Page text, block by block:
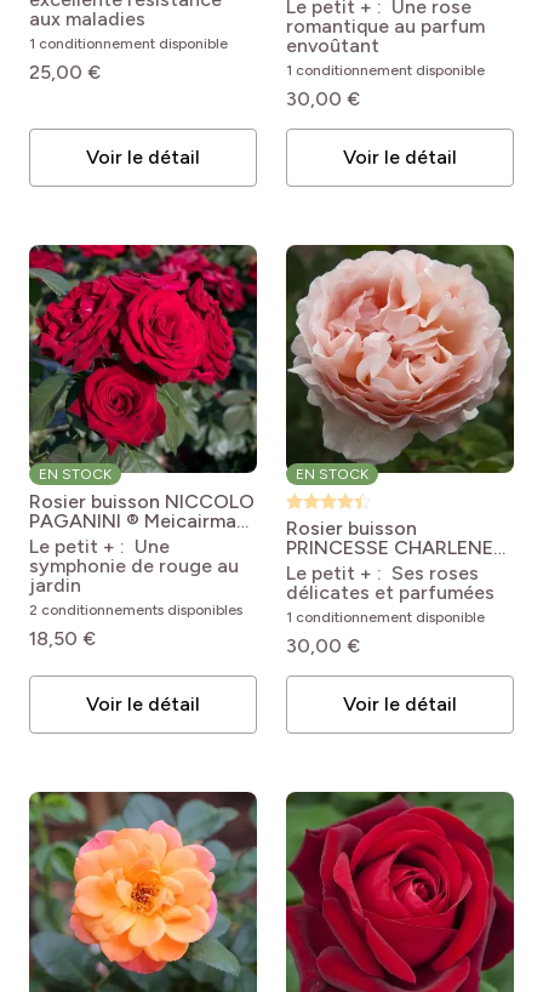
aux maladies
1 conditionnement disponible
25,00 €
Voir le détail
'Meinostair'
MADEMOISELLE
MEILLAND®
Le petit + : Une rose
romantique au parfum
envoûtant
1 conditionnement disponible
30,00 €
Voir le détail
EN STOCK
Rosier buisson NICCOLO
PAGANINI ® Meicairma
Rosa 'Meicairma'
NICCOLO PAGANINI®
Le petit + : Une
symphonie de rouge au
jardin
2 conditionnements disponibles
18,50 €
Voir le détail
EN STOCK
Rosier buisson
PRINCESSE CHARLENE
DE MONACO ®
Meidysouk Rosa
Princesse Charlene de
Monaco 'Meidysouk'
Le petit + : Ses roses
délicates et parfumées
1 conditionnement disponible
30,00 €
Voir le détail